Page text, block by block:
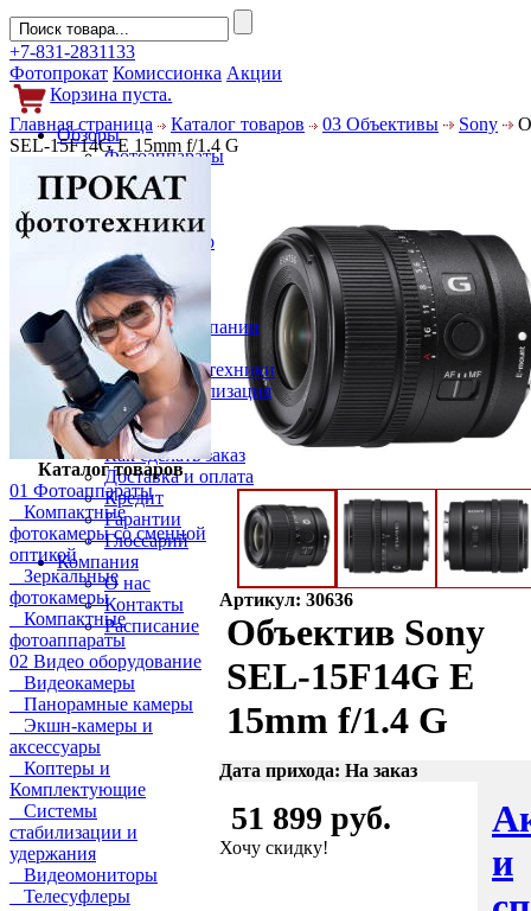
+7-831-2831133
Фотопрокат Комиссионка Акции
Корзина пуста.
Обзоры
Фотоаппараты
Объективы
Фильтры
Новости
Фото и видео
Гаджеты
Аксессуары
Слухи
Новости компании
Услуги
Прокат фототехники
Выкуп и реализация
Покупателям
Акции
Как сделать заказ
Доставка и оплата
Кредит
Гарантии
Глоссарий
Компания
О нас
Контакты
Расписание
Главная страница Каталог товаров 03 Объективы Sony
SEL-15F14G E 15mm f/1.4 G
Каталог товаров
01 Фотоаппараты
Компактные
фотокамеры со сменной
оптикой
Зеркальные
фотокамеры
Компактные
фотоаппараты
02 Видео оборудование
Видеокамеры
Панорамные камеры
Экшн-камеры и
аксессуары
Коптеры и
Комплектующие
Системы
стабилизации и
удержания
Видеомониторы
Телесуфлеры
Артикул: 30636
Объектив Sony
SEL-15F14G E
15mm f/1.4 G
Дата прихода: На заказ
51 899 руб.
Хочу скидку!
и